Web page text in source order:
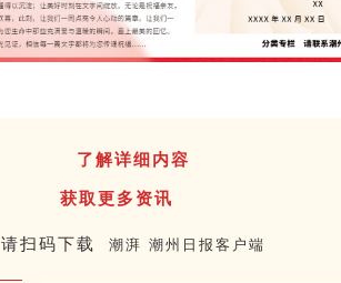
了解详细内容
获取更多资讯
请扫码下载 潮湃 潮州日报客户端